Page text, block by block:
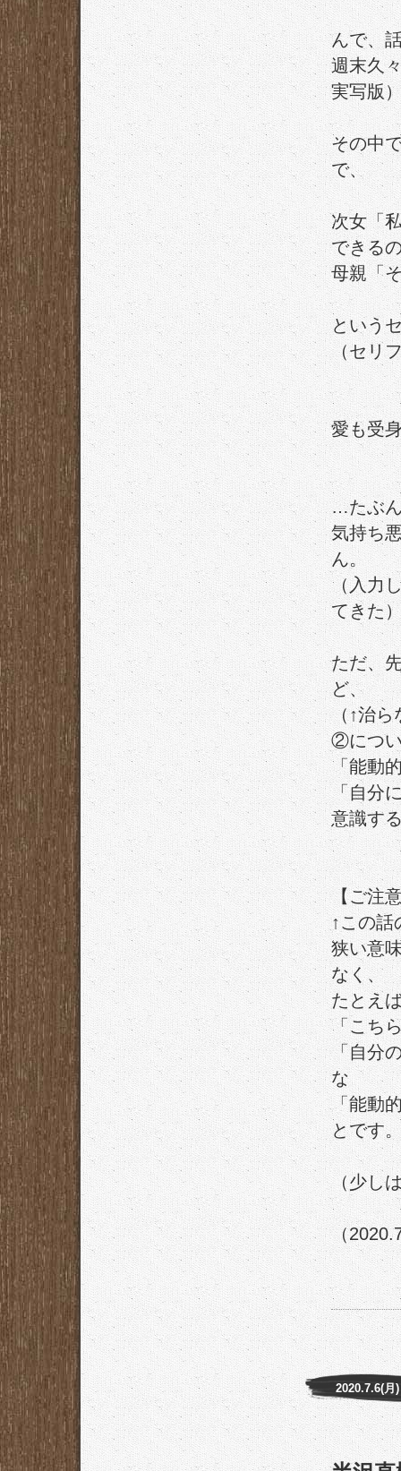
んで、
週末久
実写版
その中
で、
次女「
できる
母親「
という
（セリ
愛も受
…たぶ
気持ち
ん。
（入力
てきた
ただ、
ど、
（↑治ら
②につ
「能動
「自分
意識す
【ご注
↑この話
狭い意
なく、
たとえ
「こち
「自分
な
「能動
とです
（少し
（
2020.7.6(月)